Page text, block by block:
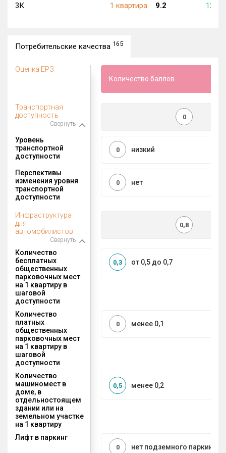
3К
1 квартира 9.2 123
Потребительские качества 165
Оценка ЕРЗ
Количество баллов
Транспортная
доступность
Свернуть
0
Уровень
транспортной
доступности
низкий
0
Перспективы
изменения уровня
транспортной
доступности
нет
0
Инфраструктура
для
автомобилистов
Свернуть
0,8
Количество
бесплатных
общественных
парковочных мест
на 1 квартиру в
шаговой
доступности
от 0,5 до 0,7
0,3
Количество
платных
общественных
парковочных мест
на 1 квартиру в
шаговой
доступности
менее 0,1
0
Количество
машиномест в
доме, в
отдельностоящем
здании или на
земельном участке
на 1 квартиру
менее 0,2
0,5
Лифт в паркинг
нет подземного паркинга
0